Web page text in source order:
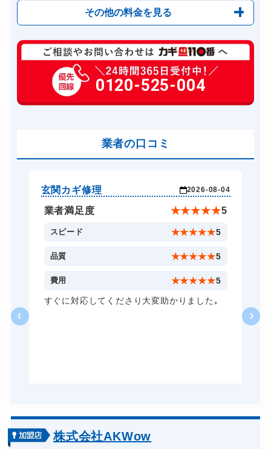
その他の料金を見る
玄関カギ修理 6,600円～(税込)
玄関カギ作成 14,300円～(税込)
玄関カギ交換 14,300円～(税込)
バイクカギ開け
スーツケースカギ開け 8,800円～(税込)
スーツケースカギ作成 8,800円～(税込)
金庫カギ開け 14,300円～(税込)
金庫カギ修理 11,000円～(税込)
8,800円～(税込)
10,780円～(税込)
0120-525-004
業者の口コミ
玄関カギ修理 2026-08-04
業者満足度 ★★★★★5
スピード ★★★★★5
品質 ★★★★★5
費用 ★★★★★5
すぐに対応してくださり大変助かりました｡
株式会社AKWow